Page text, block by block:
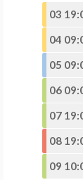
03
04
05
06
07
08
09